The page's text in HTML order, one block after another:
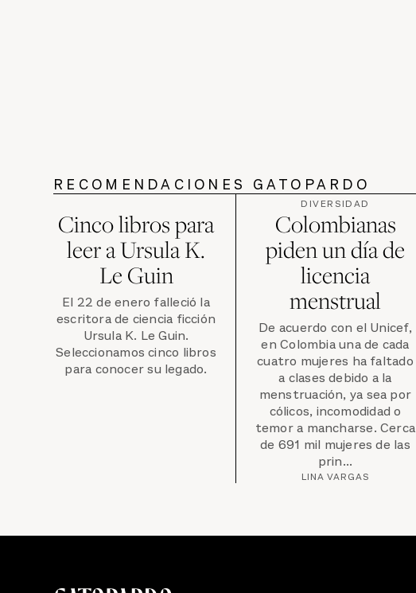
RECOMENDACIONES GATOPARDO
Cinco libros para
leer a Ursula K.
Le Guin
El 22 de enero falleció la
escritora de ciencia ficción
Ursula K. Le Guin.
Seleccionamos cinco libros
para conocer su legado.
DIVERSIDAD
Colombianas
piden un día de
licencia
menstrual
De acuerdo con el Unicef,
en Colombia una de cada
cuatro mujeres ha faltado
a clases debido a la
menstruación, ya sea por
cólicos, incomodidad o
temor a mancharse. Cerca
de 691 mil mujeres de las
prin...
LINA VARGAS